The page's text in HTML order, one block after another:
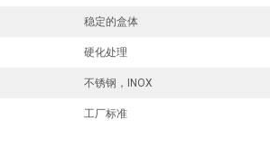
稳定的盒体
硬化处理
不锈钢，INOX
工厂标准